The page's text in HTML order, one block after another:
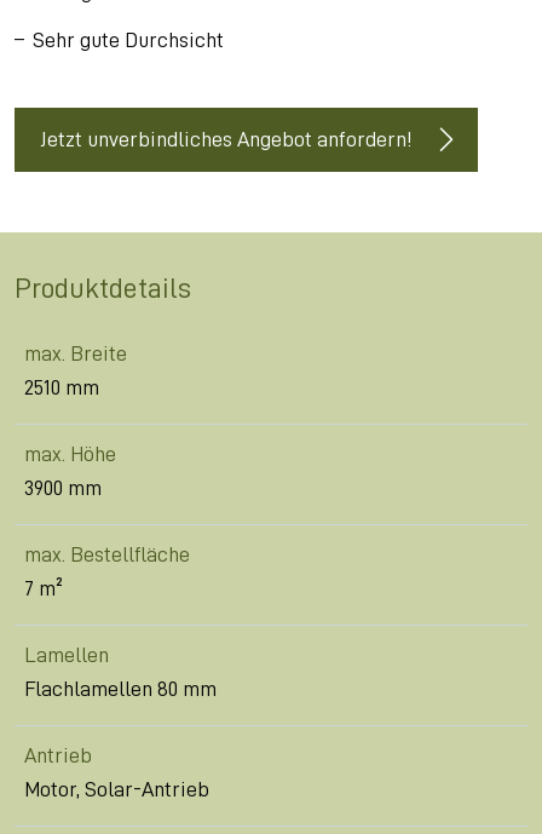
Sehr gute Durchsicht
Jetzt unverbindliches Angebot anfordern!
Produktdetails
max. Breite
2510 mm
max. Höhe
3900 mm
max. Bestellfläche
7 m²
Lamellen
Flachlamellen 80 mm
Antrieb
Motor, Solar-Antrieb